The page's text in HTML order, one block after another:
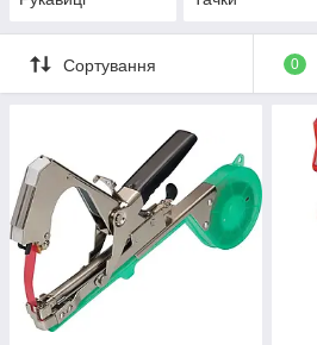
Сортування 0